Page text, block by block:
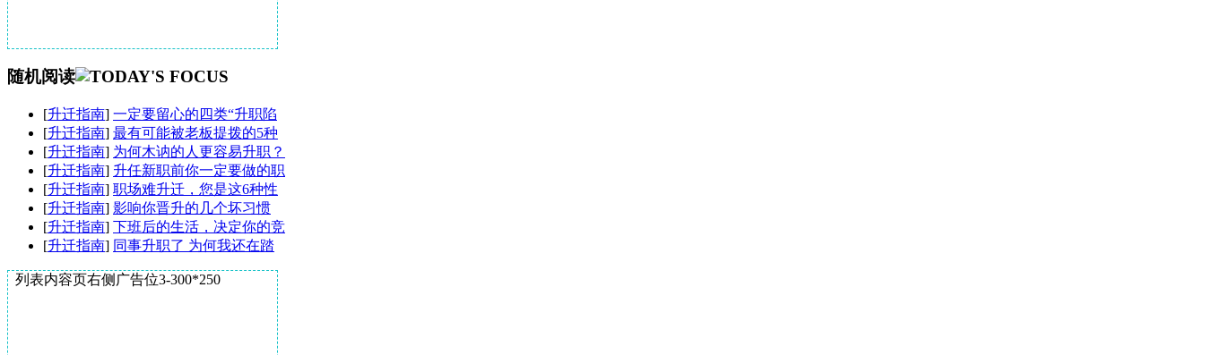
随机阅读
[升迁指南] 一定要留心的四类“升职陷
[升迁指南] 最有可能被老板提拨的5种
[升迁指南] 为何木讷的人更容易升职？
[升迁指南] 升任新职前你一定要做的职
[升迁指南] 职场难升迁，您是这6种性
[升迁指南] 影响你晋升的几个坏习惯
[升迁指南] 下班后的生活，决定你的竞
[升迁指南] 同事升职了 为何我还在踏
列表内容页右侧广告位3-300*250